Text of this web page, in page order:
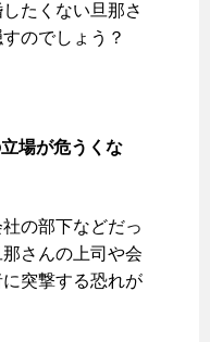
たくない旦那さ
のでしょう？
場が危うくな
の部下などだっ
さんの上司や会
突撃する恐れが